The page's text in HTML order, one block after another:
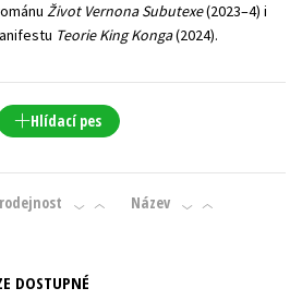
Život Vernona Subutexe(2023–4) i
Teorie King Konga(2024).
Hlídací pes
Název
DOSTUPNÉ